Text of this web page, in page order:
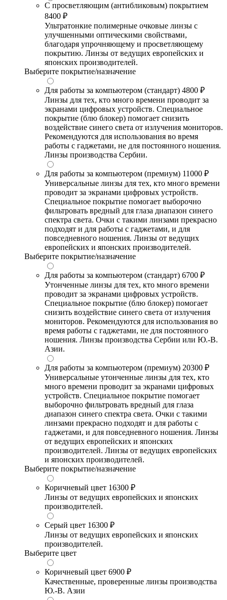
С просветляющим (антибликовым) покрытием
8400 ₽
Ультратонкие полимерные очковые линзы с
улучшенными оптическими свойствами,
благодаря упрочняющему и просветляющему
покрытию. Линзы от ведущих европейских и
японских производителей.
Выберите покрытие/назначение
Для работы за компьютером (стандарт) 4800 ₽
Линзы для тех, кто много времени проводит за
экранами цифровых устройств. Специальное
покрытие (блю блокер) помогает снизить
воздействие синего света от излучения мониторов.
Рекомендуются для использования во время
работы с гаджетами, не для постоянного ношения.
Линзы производства Сербии.
Для работы за компьютером (премиум) 11000 ₽
Универсальные линзы для тех, кто много времени
проводит за экранами цифровых устройств.
Специальное покрытие помогает выборочно
фильтровать вредный для глаза диапазон синего
спектра света. Очки с такими линзами прекрасно
подходят и для работы с гаджетами, и для
повседневного ношения. Линзы от ведущих
европейских и японских производителей.
Выберите покрытие/назначение
Для работы за компьютером (стандарт) 6700 ₽
Утонченные линзы для тех, кто много времени
проводит за экранами цифровых устройств.
Специальное покрытие (блю блокер) помогает
снизить воздействие синего света от излучения
мониторов. Рекомендуются для использования во
время работы с гаджетами, не для постоянного
ношения. Линзы производства Сербии или Ю.-В.
Азии.
Для работы за компьютером (премиум) 20300 ₽
Универсальные утонченные линзы для тех, кто
много времени проводит за экранами цифровых
устройств. Специальное покрытие помогает
выборочно фильтровать вредный для глаза
диапазон синего спектра света. Очки с такими
линзами прекрасно подходят и для работы с
гаджетами, и для повседневного ношения. Линзы
от ведущих европейских и японских
производителей. Линзы от ведущих европейских
и японских производителей.
Выберите покрытие/назначение
Коричневый цвет 16300 ₽
Линзы от ведущих европейских и японских
производителей.
Серый цвет 16300 ₽
Линзы от ведущих европейских и японских
производителей.
Выберите цвет
Коричневый цвет 6900 ₽
Качественные, проверенные линзы производства
Ю.-В. Азии